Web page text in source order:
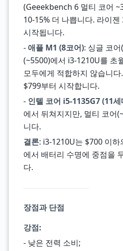
(Geeekbench 6 멀티 코어
10-15% 더 나쁩니다. 라이
시작됩니다.
- 애플 M1 (8코어): 싱글 코
(~5500)에서 i3-1210U를 초
모두에게 적합하지 않습니
$799부터 시작합니다.
- 인텔 코어 i5-1135G7 (11세
에서 뒤쳐지지만, 멀티 코어
니다.
결론: i3-1210U는 $700 이
에서 배터리 수명에 중점을
다.
장점과 단점
강점:
- 낮은 전력 소비;